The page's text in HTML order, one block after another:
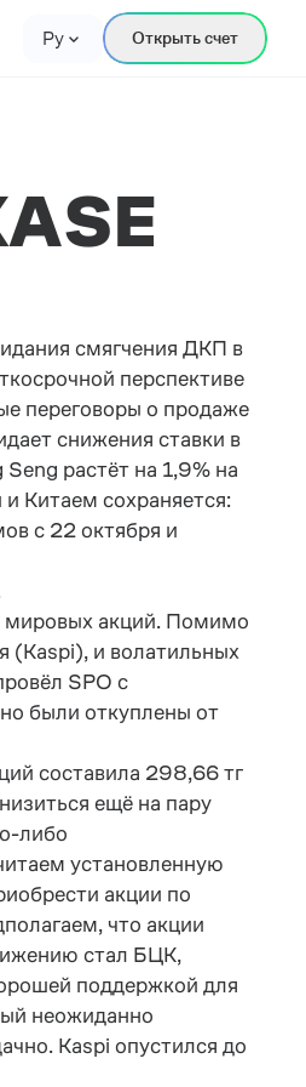
Ру Открыть счет
смягчения ДКП в
перспективе
переговоры о продаже
снижения ставки в
растёт на 1,9% на
Китаем сохраняется:
с 22 октября и
мировых акций. Помимо
(Kaspi), и волатильных
SPO с
были откуплены от
составила 298,66 тг
ещё на пару
либо
установленную
акции по
что акции
стал БЦК,
поддержкой для
неожиданно
Kaspi опустился до